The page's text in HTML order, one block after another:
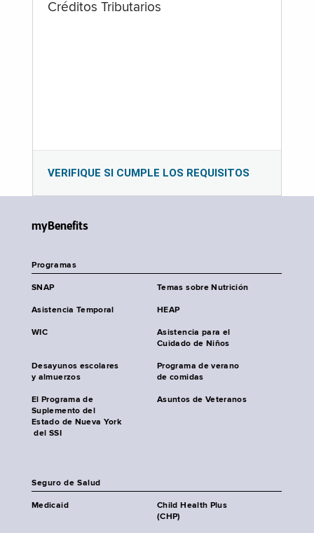
Créditos Tributarios
VERIFIQUE SI CUMPLE LOS REQUISITOS
myBenefits
Programas
SNAP Temas sobre Nutrición
Asistencia Temporal HEAP
WIC
Asistencia para el
Cuidado de Niños
Desayunos escolares
y almuerzos
Programa de verano
de comidas
El Programa de
Suplemento del
Estado de Nueva York
del SSI
Asuntos de Veteranos
Seguro de Salud
Medicaid
Child Health Plus
(CHP)